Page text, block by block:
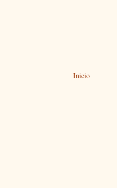
Inicio